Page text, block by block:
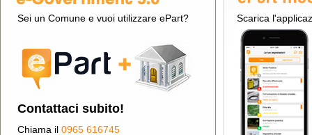
Sei un Comune e vuoi utilizzare ePart?
Contattaci subito!
Chiama il 0965 616745
Scarica